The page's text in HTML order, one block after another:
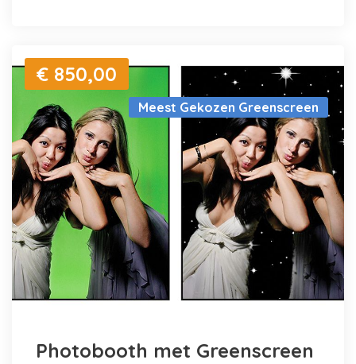
Meest Gekozen Greenscreen
€ 850,00
Photobooth met Greenscreen